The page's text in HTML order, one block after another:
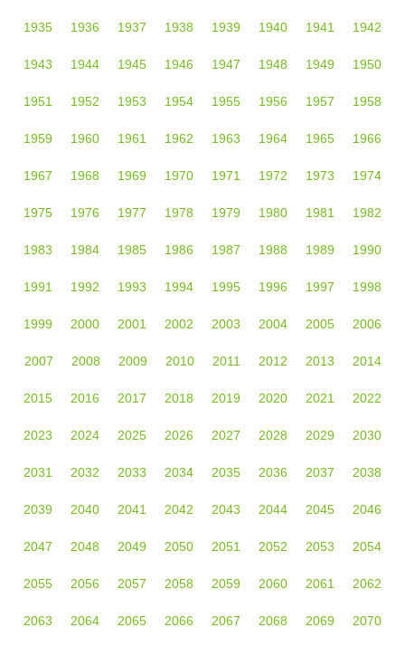
1935 1936 1937 1938 1939 1940 1941 1942
1943 1944 1945 1946 1947 1948 1949 1950
1951 1952 1953 1954 1955 1956 1957 1958
1959 1960 1961 1962 1963 1964 1965 1966
1967 1968 1969 1970 1971 1972 1973 1974
1975 1976 1977 1978 1979 1980 1981 1982
1983 1984 1985 1986 1987 1988 1989 1990
1991 1992 1993 1994 1995 1996 1997 1998
1999 2000 2001 2002 2003 2004 2005 2006
2007 2008 2009 2010 2011 2012 2013 2014
2015 2016 2017 2018 2019 2020 2021 2022
2023 2024 2025 2026 2027 2028 2029 2030
2031 2032 2033 2034 2035 2036 2037 2038
2039 2040 2041 2042 2043 2044 2045 2046
2047 2048 2049 2050 2051 2052 2053 2054
2055 2056 2057 2058 2059 2060 2061 2062
2063 2064 2065 2066 2067 2068 2069 2070